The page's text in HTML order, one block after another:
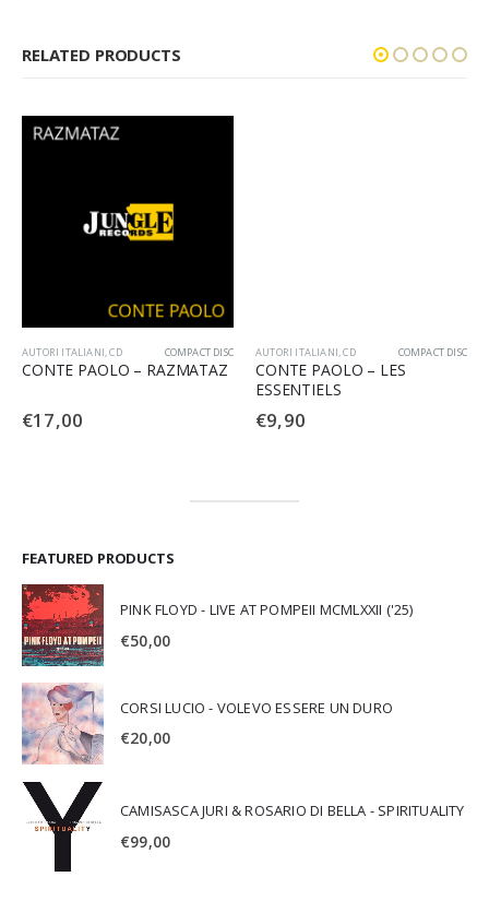
RELATED PRODUCTS
COMPACT DISC
AUTORI ITALIANI,CD
CONTE PAOLO – RAZMATAZ
€17,00
COMPACT DISC
AUTORI ITALIANI,CD
CONTE PAOLO – LES
ESSENTIELS
€9,90
FEATURED PRODUCTS
PINK FLOYD - LIVE AT POMPEII MCMLXXII ('25)
€50,00
CORSI LUCIO - VOLEVO ESSERE UN DURO
€20,00
CAMISASCA JURI & ROSARIO DI BELLA - SPIRITUALITY
€99,00